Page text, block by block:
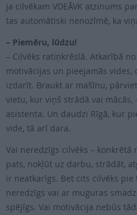
ja cilvēkam VDEĀVK atzinums
tas automātiski nenozīmē, ka
– Piemēru, lūdzu!
– Cilvēks ratiņkrēslā. Atkarībā
motivācijas un pieejamās vides,
izdarīt. Braukt ar mašīnu,
vietu, kur viņš strādā vai
asistenta. Un daudzi Rīgā, kur
vide, tā arī dara.
Vai neredzīgs cilvēks –
pats, nokļūt uz darbu, strādāt,
ir neatkarīgs. Bet cits cilvēks pie
neredzīgs vai ar muguras
spējīgs. Vai motivācija nebūs